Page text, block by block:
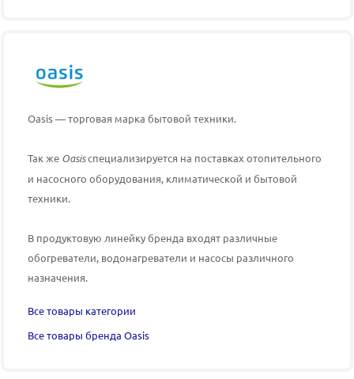
Oasis — торговая марка бытовой техники.
Так же Oasisспециализируется на поставках отопительного
и насосного оборудования, климатической и бытовой
техники.
В продуктовую линейку бренда входят различные
обогреватели, водонагреватели и насосы различного
назначения.
Все товары категории
Все товары бренда Oasis